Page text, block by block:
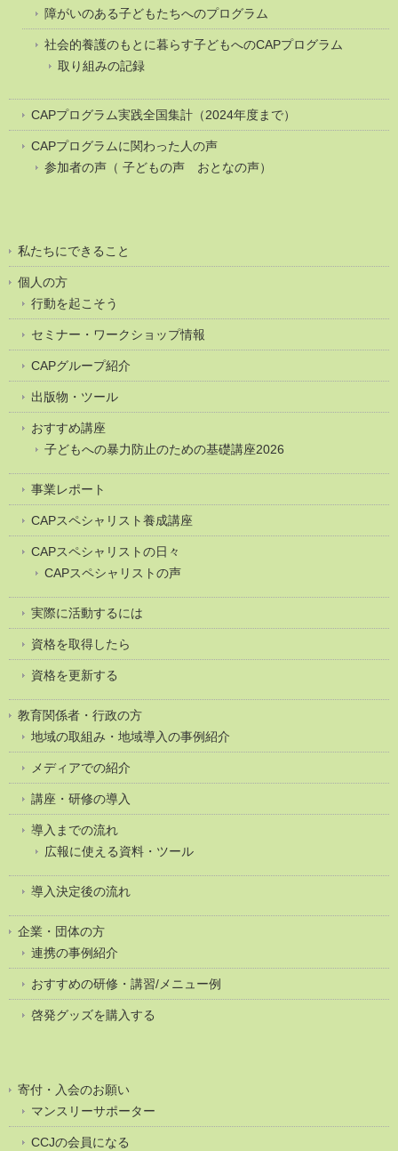
障がいのある子どもたちへのプログラム
社会的養護のもとに暮らす子どもへのCAPプログラム
取り組みの記録
CAPプログラム実践全国集計（2024年度まで）
CAPプログラムに関わった人の声
参加者の声（ 子どもの声 おとなの声）
私たちにできること
個人の方
行動を起こそう
セミナー・ワークショップ情報
CAPグループ紹介
出版物・ツール
おすすめ講座
子どもへの暴力防止のための基礎講座2026
事業レポート
CAPスペシャリスト養成講座
CAPスペシャリストの日々
CAPスペシャリストの声
実際に活動するには
資格を取得したら
資格を更新する
教育関係者・行政の方
地域の取組み・地域導入の事例紹介
メディアでの紹介
講座・研修の導入
導入までの流れ
広報に使える資料・ツール
導入決定後の流れ
企業・団体の方
連携の事例紹介
おすすめの研修・講習/メニュー例
啓発グッズを購入する
寄付・入会のお願い
マンスリーサポーター
CCJの会員になる